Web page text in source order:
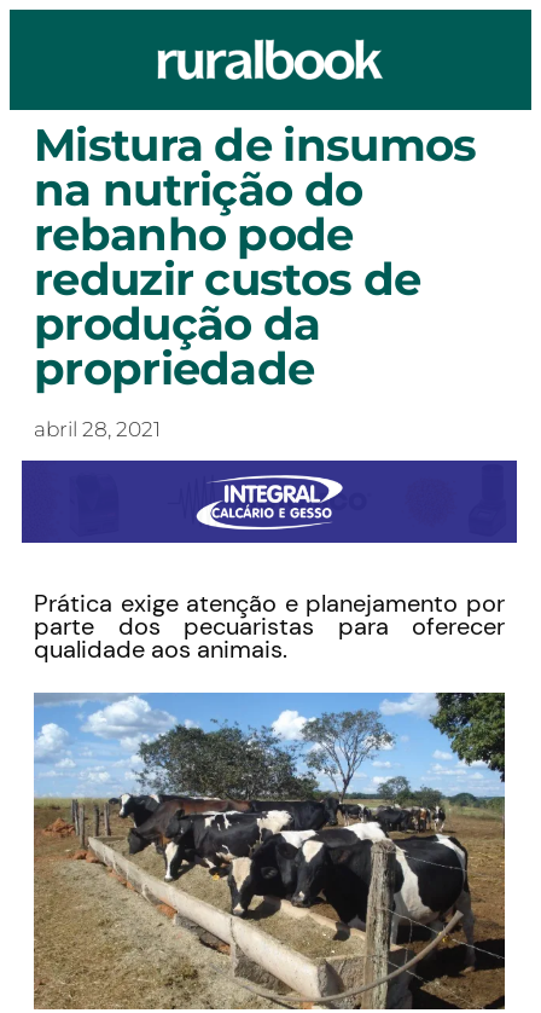
Mistura de insumos
na nutrição do
rebanho pode
reduzir custos de
produção da
propriedade
abril 28, 2021
Prática exige atenção e planejamento por
parte dos pecuaristas para oferecer
qualidade aos animais.